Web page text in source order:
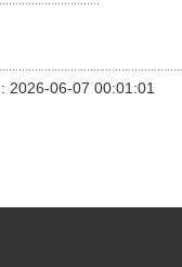
2026-06-07 00:01:01